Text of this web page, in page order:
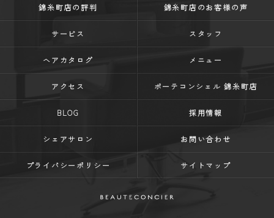
錦糸町店の評判 錦糸町店のお客様の声
サービス スタッフ
ヘアカタログ メニュー
アクセス ボーテコンシェル 錦糸町店
BLOG 採用情報
シェアサロン お問い合わせ
プライバシーポリシー サイトマップ